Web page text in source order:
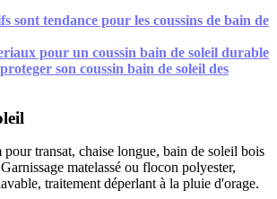
sont tendance pour les coussins de bain de
pour un coussin bain de soleil durable
son coussin bain de soleil des
transat, chaise longue, bain de soleil bois
matelassé ou flocon polyester,
traitement déperlant à la pluie d'orage.